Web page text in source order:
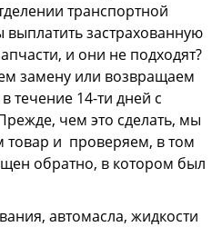
транспортной
застрахованную
и они не подходят?
замену или возвращаем
течение 14-ти дней с
чем это сделать, мы
товар и проверяем, в том
обратно, в котором был
автомасла, жидкости